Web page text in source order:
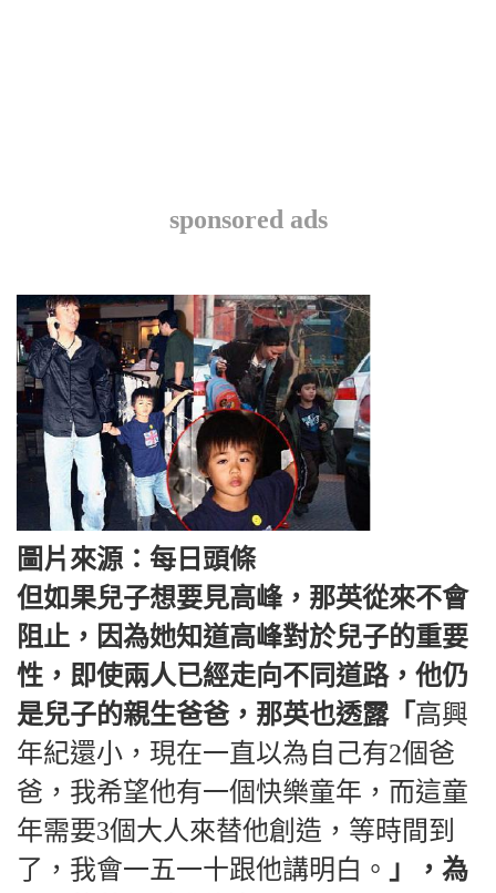
sponsored ads
圖片來源：每日頭條
但如果兒子想要見高峰，那英從來不會
阻止，因為她知道高峰對於兒子的重要
性，即使兩人已經走向不同道路，他仍
是兒子的親生爸爸，那英也透露「 高興
年紀還小，現在一直以為自己有2個爸
爸，我希望他有一個快樂童年，而這童
年需要3個大人來替他創造，等時間到
了，我會一五一十跟他講明白。 」，為